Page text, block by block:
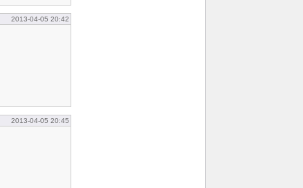
2013-04-05 20:42
2013-04-05 20:45